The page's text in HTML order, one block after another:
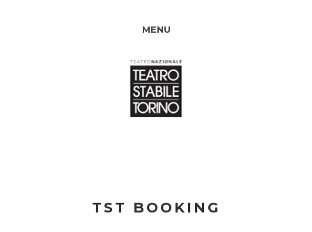
MENU
TST BOOKING